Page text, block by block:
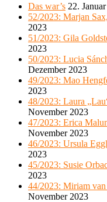
Das war’s 22.
52/2023: Marjan
2023
51/2023: Gila
2023
50/2023: Lucia
Dezember 2023
49/2023: Mao
2023
48/2023: Laura
November 2023
47/2023: Erica
November 2023
46/2023: Ursula
2023
45/2023: Susie
2023
44/2023: Miriam
November 2023